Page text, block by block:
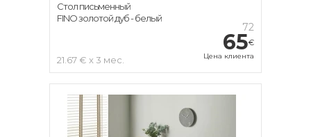
72
65€
Цена клиента
21.67 € x 3 мес.
Стол письменный
FINO золотой дуб - белый